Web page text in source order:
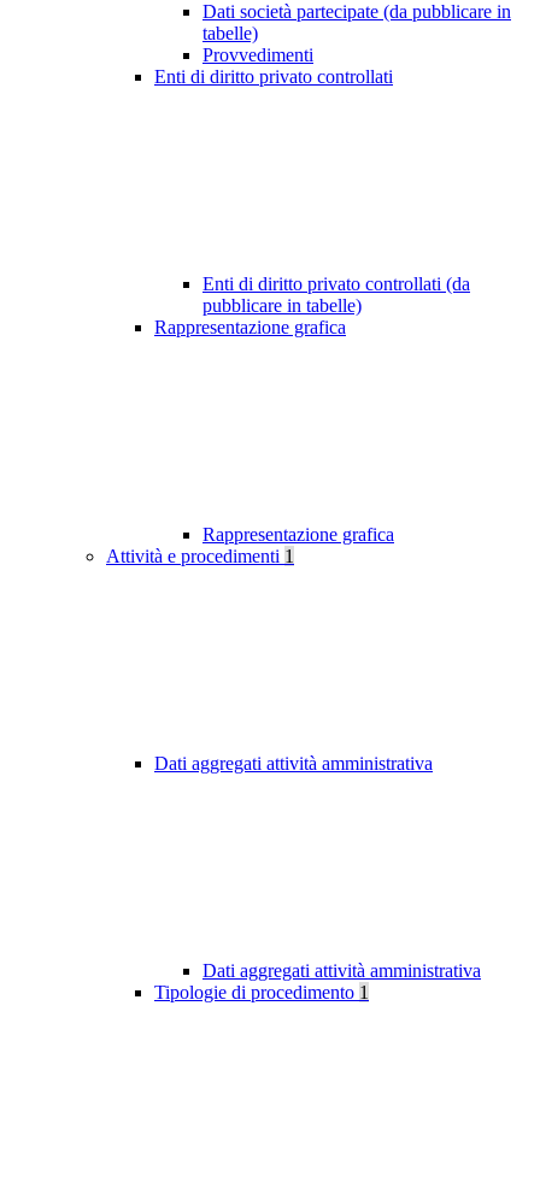
Dati società partecipate (da pubblicare in
tabelle)
Provvedimenti
Enti di diritto privato controllati
Enti di diritto privato controllati (da
pubblicare in tabelle)
Rappresentazione grafica
Rappresentazione grafica
Attività e procedimenti 1
Dati aggregati attività amministrativa
Dati aggregati attività amministrativa
Tipologie di procedimento 1